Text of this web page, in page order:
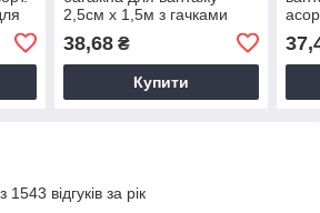
2,5см х 1,5м з гачками
38,68₴
Купити
відгуків за рік